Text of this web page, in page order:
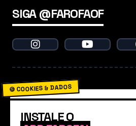
INSTALE O
SIGA @FAROFAOF
🍪 COOKIES & DADOS
perca nenhum babado. Ao